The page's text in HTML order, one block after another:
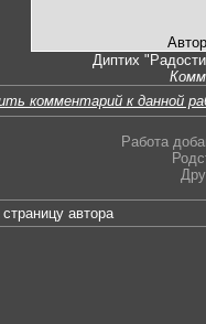
Диптих
комментарий к данной
Работа
автора